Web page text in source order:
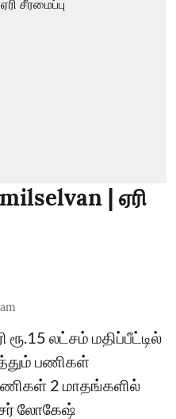
| ஏரி
ரூ.15 லட்சம் மதிப்பீட்டில்
பணிகள்
2 மாதங்களில்
லோகேஷ்